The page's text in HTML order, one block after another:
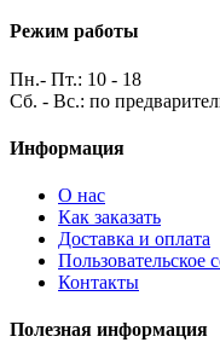
Режим работы
Пн.- Пт.: 10 - 18
Сб. - Вс.: по
Информация
О нас
Как заказать
Доставка и оплата
Пользовательское
Контакты
Полезная информация